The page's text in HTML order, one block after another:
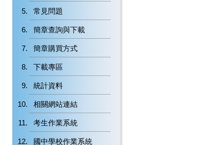
常見問題
簡章查詢與下載
簡章購買方式
下載專區
統計資料
相關網站連結
考生作業系統
國中學校作業系統